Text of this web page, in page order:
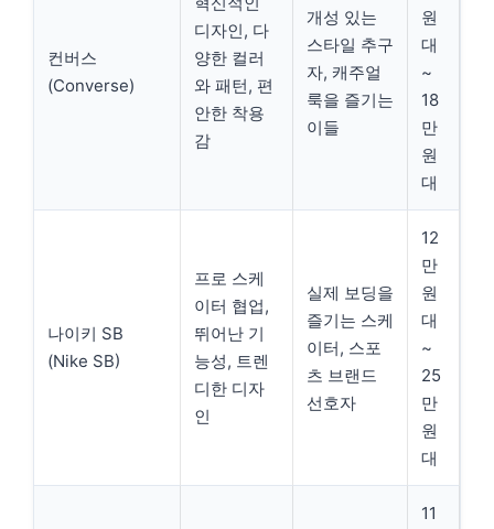
컨버스
(Converse)
디자인, 다
양한 컬러
와 패턴, 편
안한 착용
감
개성 있는
스타일 추구
자, 캐주얼
룩을 즐기는
이들
원
대
~
18
만
원
대
나이키 SB
(Nike SB)
프로 스케
이터 협업,
뛰어난 기
능성, 트렌
디한 디자
인
실제 보딩을
즐기는 스케
이터, 스포
츠 브랜드
선호자
12
만
원
대
~
25
만
원
대
11